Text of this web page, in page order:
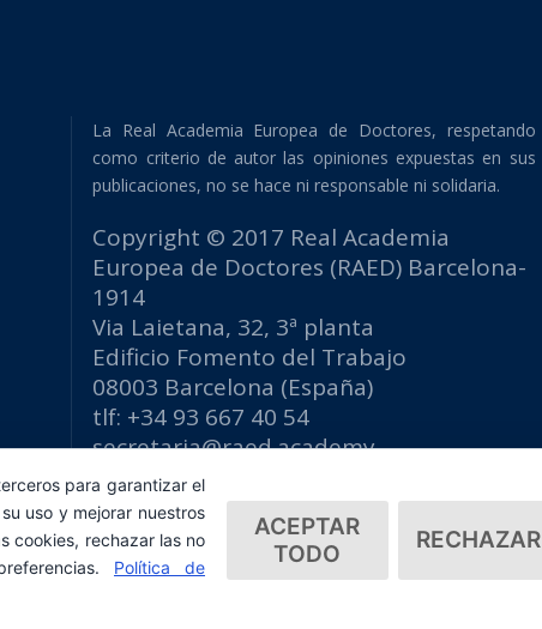
La Real Academia Europea de Doctores, respetando
como criterio de autor las opiniones expuestas en sus
publicaciones, no se hace ni responsable ni solidaria.
Copyright © 2017 Real Academia
Europea de Doctores (RAED) Barcelona-
1914
Via Laietana, 32, 3ª planta
Edificio Fomento del Trabajo
08003 Barcelona (España)
tlf: +34 93 667 40 54
secretaria@raed.academy
Contacto y suscripción Newsletter
Política de privacidad
para garantizar el
uso y mejorar nuestros
cookies, rechazar las no
Política de
ACEPTAR
TODO
RECHAZAR